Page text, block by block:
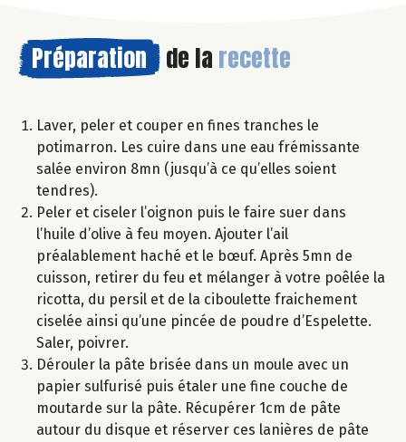
Préparation de la recette
Laver, peler et couper en fines tranches le
potimarron. Les cuire dans une eau frémissante
salée environ 8mn (jusqu’à ce qu’elles soient
tendres).
Peler et ciseler l’oignon puis le faire suer dans
l’huile d’olive à feu moyen. Ajouter l’ail
préalablement haché et le bœuf. Après 5mn de
cuisson, retirer du feu et mélanger à votre poêlée la
ricotta, du persil et de la ciboulette fraichement
ciselée ainsi qu’une pincée de poudre d’Espelette.
Saler, poivrer.
Dérouler la pâte brisée dans un moule avec un
papier sulfurisé puis étaler une fine couche de
moutarde sur la pâte. Récupérer 1cm de pâte
autour du disque et réserver ces lanières de pâte